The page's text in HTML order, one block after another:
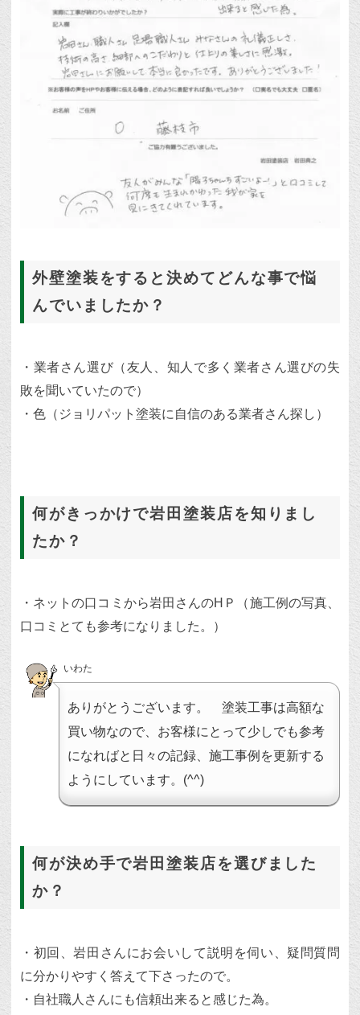
外壁塗装をすると決めてどんな事で悩
んでいましたか？
・業者さん選び（友人、知人で多く業者さん選びの失
敗を聞いていたので）
・色（ジョリパット塗装に自信のある業者さん探し）
何がきっかけで岩田塗装店を知りまし
たか？
・ネットの口コミから岩田さんのHＰ（施工例の写真、
口コミとても参考になりました。）
いわた
ありがとうございます。 塗装工事は高額な
買い物なので、お客様にとって少しでも参考
になればと日々の記録、施工事例を更新する
ようにしています。(^^)
何が決め手で岩田塗装店を選びました
か？
・初回、岩田さんにお会いして説明を伺い、疑問質問
に分かりやすく答えて下さったので。
・自社職人さんにも信頼出来ると感じた為。